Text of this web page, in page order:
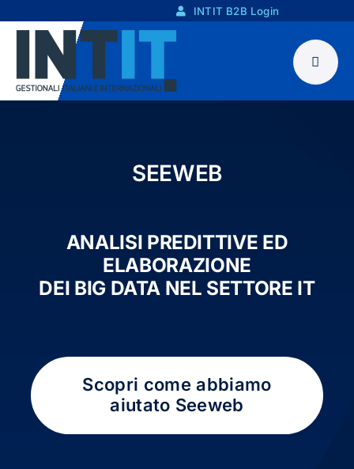
INTIT B2B Login
SEEWEB
ANALISI PREDITTIVE ED
ELABORAZIONE
DEI BIG DATA NEL SETTORE IT
Scopri come abbiamo
aiutato Seeweb